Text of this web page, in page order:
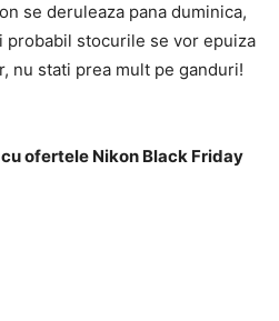
se deruleaza pana duminica,
probabil stocurile se vor epuiza
nu stati prea mult pe ganduri!
ofertele Nikon Black Friday